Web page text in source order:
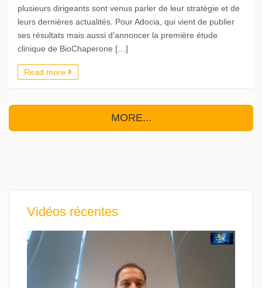
plusieurs dirigeants sont venus parler de leur stratégie et de
leurs dernières actualités. Pour Adocia, qui vient de publier
ses résultats mais aussi d’annoncer la première étude
clinique de BioChaperone […]
Read more
MORE...
Vidéos récentes